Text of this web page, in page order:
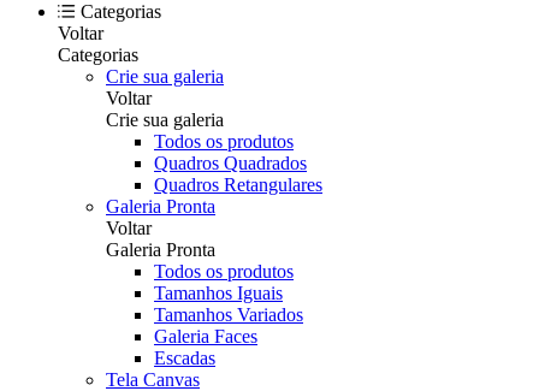
Categorias
Voltar
Categorias
Crie sua galeria
Voltar
Crie sua galeria
Todos os produtos
Quadros Quadrados
Quadros Retangulares
Galeria Pronta
Voltar
Galeria Pronta
Todos os produtos
Tamanhos Iguais
Tamanhos Variados
Galeria Faces
Escadas
Tela Canvas